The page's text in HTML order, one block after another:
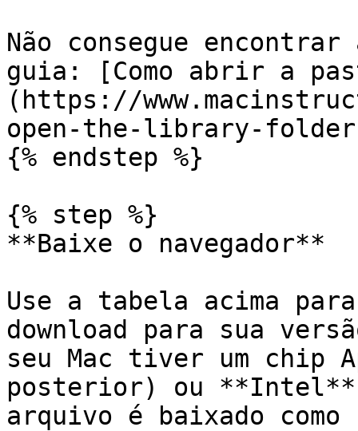
Não consegue
guia: [Como abrir a
(https://
open-the-library-
{% endstep %}
{% step %}
**Baixe o navegador**
Use a tabela acima
download para sua
seu Mac tiver um chip
posterior) ou **Intel**
arquivo é baixado como